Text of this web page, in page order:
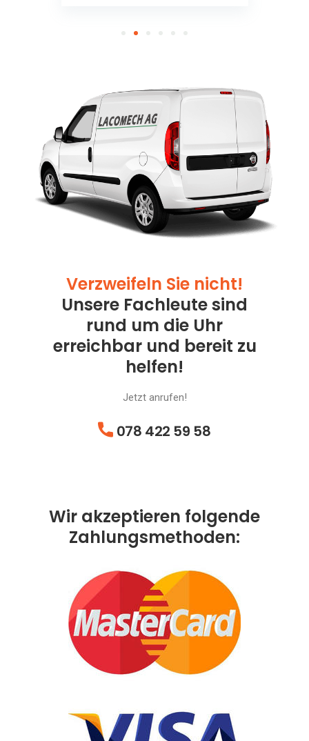
Verzweifeln Sie nicht!
Unsere Fachleute sind
rund um die Uhr
erreichbar und bereit zu
helfen!
Jetzt anrufen!
078 422 59 58
Wir akzeptieren folgende
Zahlungsmethoden: